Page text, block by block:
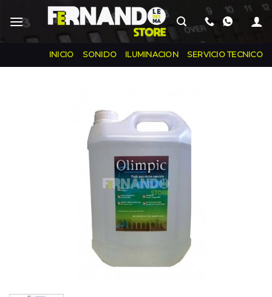
INICIO SONIDO ILUMINACION SERVICIO TECNICO